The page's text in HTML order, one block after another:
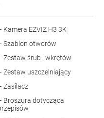
Kamera EZVIZ H3 3K
Szablon otworów
Zestaw śrub i wkrętów
Zestaw uszczelniający
Zasilacz
Broszura dotycząca